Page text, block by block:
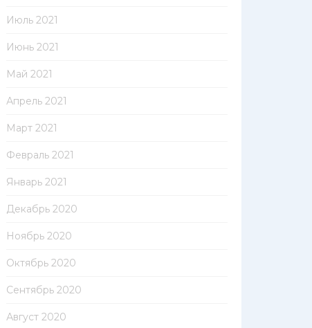
Июль 2021
Июнь 2021
Май 2021
Апрель 2021
Март 2021
Февраль 2021
Январь 2021
Декабрь 2020
Ноябрь 2020
Октябрь 2020
Сентябрь 2020
Август 2020